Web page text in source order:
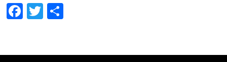
Facebook
Twitter